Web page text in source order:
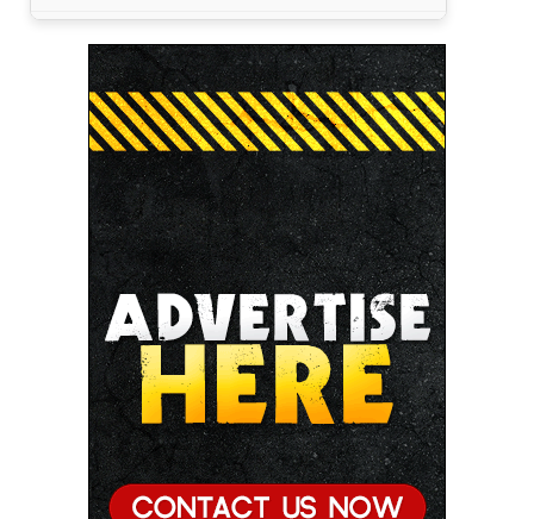
की पुण्यतिथि पर श्रद्धांजलि अर्पित की
● जन-कल्याणकारी तथा हितग्राही मूलक योजनाओं को अधिक
प्रभावी बनाने के लिए अनुशंसाएं देने उच्च स्तरीय समिति गठित
● मध्यप्रदेश में सृजन संवाद अभियान का शुभारंभ